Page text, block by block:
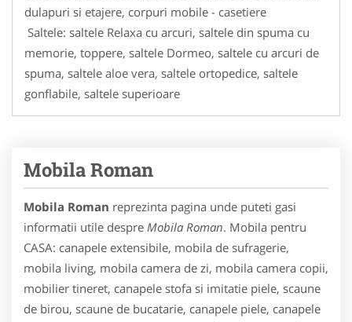
dulapuri si etajere, corpuri mobile - casetiere
Saltele: saltele Relaxa cu arcuri, saltele din spuma cu
memorie, toppere, saltele Dormeo, saltele cu arcuri de
spuma, saltele aloe vera, saltele ortopedice, saltele
gonflabile, saltele superioare
Mobila Roman
Mobila Roman reprezinta pagina unde puteti gasi
informatii utile despre Mobila Roman. Mobila pentru
CASA: canapele extensibile, mobila de sufragerie,
mobila living, mobila camera de zi, mobila camera copii,
mobilier tineret, canapele stofa si imitatie piele, scaune
de birou, scaune de bucatarie, canapele piele, canapele